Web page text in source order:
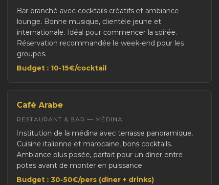
Bar branché avec cocktails créatifs et ambiance
lounge. Bonne musique, clientèle jeune et
internationale. Idéal pour commencer la soirée.
Réservation recommandée le week-end pour les
groupes.
Budget : 10-15€/cocktail
Café Arabe
RESTAURANT & BAR — MÉDINA
Institution de la médina avec terrasse panoramique.
Cuisine italienne et marocaine, bons cocktails.
Ambiance plus posée, parfait pour un dîner entre
potes avant de monter en puissance.
Budget : 30-50€/pers (dîner + drinks)